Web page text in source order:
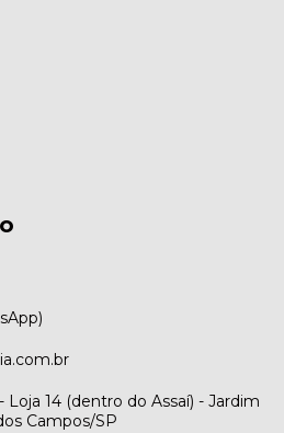
Loja 14 (dentro do Assaí) - Jardim
Campos/SP